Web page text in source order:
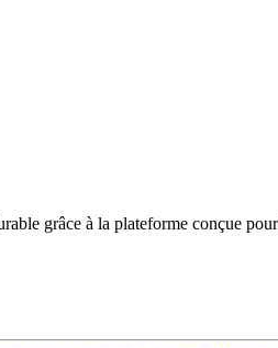
grâce à la plateforme conçue